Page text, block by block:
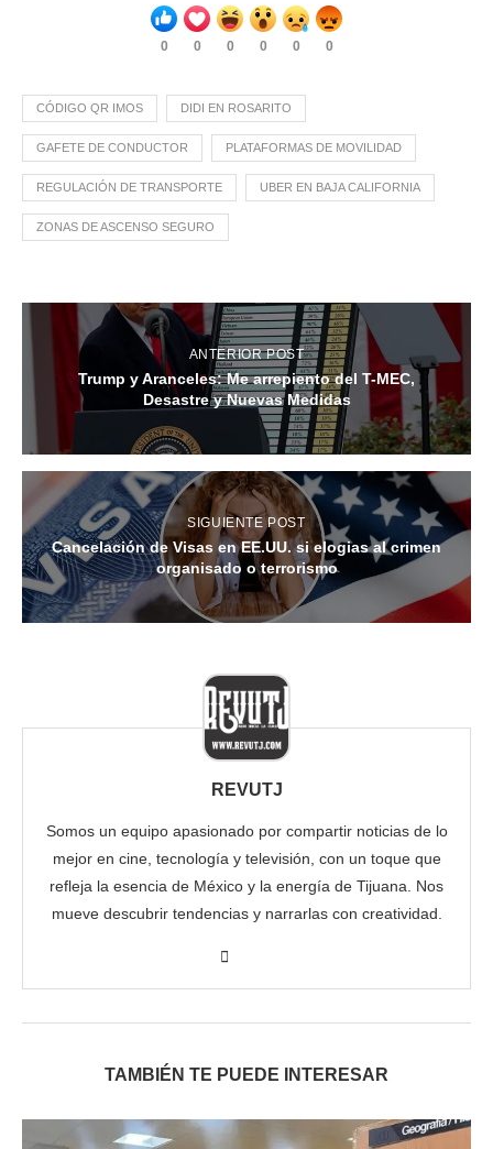
0 0 0 0 0 0
CÓDIGO QR IMOS DIDI EN ROSARITO
GAFETE DE CONDUCTOR PLATAFORMAS DE MOVILIDAD
REGULACIÓN DE TRANSPORTE UBER EN BAJA CALIFORNIA
ZONAS DE ASCENSO SEGURO
ANTERIOR POST
Trump y Aranceles: Me arrepiento del T-MEC,
Desastre y Nuevas Medidas
SIGUIENTE POST
Cancelación de Visas en EE.UU. si elogias al crimen
organisado o terrorismo
REVUTJ
Somos un equipo apasionado por compartir noticias de lo
mejor en cine, tecnología y televisión, con un toque que
refleja la esencia de México y la energía de Tijuana. Nos
mueve descubrir tendencias y narrarlas con creatividad.
TAMBIÉN TE PUEDE INTERESAR